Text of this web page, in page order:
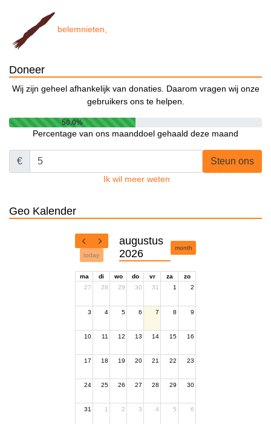
belemnieten,
Doneer
Wij zijn geheel afhankelijk van donaties. Daarom vragen wij onze
gebruikers ons te helpen.
50.0%
Percentage van ons maanddoel gehaald deze maand
€ Steun ons
Ik wil meer weten
Geo Kalender
today
augustus
2026
month
ma di wo do vr za
zo
27
28 29 30 31 1 2
3 4 5 6 7 8 9
10 11 12 13 14 15 16
17 18 19 20 21 22 23
24 25 26 27 28 29 30
31 1 2 3 4 5 6